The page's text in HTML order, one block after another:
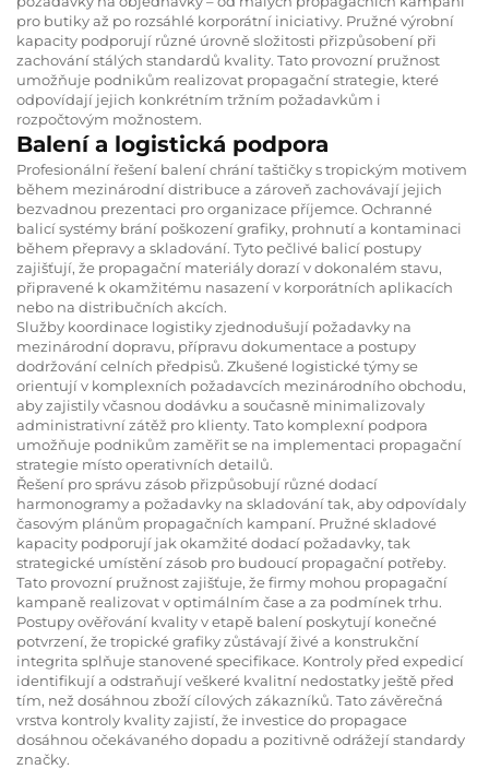
pro butiky až po rozsáhlé korporátní iniciativy. Pružné výrobní
kapacity podporují různé úrovně složitosti přizpůsobení při
zachování stálých standardů kvality. Tato provozní pružnost
umožňuje podnikům realizovat propagační strategie, které
odpovídají jejich konkrétním tržním požadavkům i
rozpočtovým možnostem.
Balení a logistická podpora
Profesionální řešení balení chrání taštičky s tropickým motivem
během mezinárodní distribuce a zároveň zachovávají jejich
bezvadnou prezentaci pro organizace příjemce. Ochranné
balicí systémy brání poškození grafiky, prohnutí a kontaminaci
během přepravy a skladování. Tyto pečlivé balicí postupy
zajišťují, že propagační materiály dorazí v dokonalém stavu,
připravené k okamžitému nasazení v korporátních aplikacích
nebo na distribučních akcích.
Služby koordinace logistiky zjednodušují požadavky na
mezinárodní dopravu, přípravu dokumentace a postupy
dodržování celních předpisů. Zkušené logistické týmy se
orientují v komplexních požadavcích mezinárodního obchodu,
aby zajistily včasnou dodávku a současně minimalizovaly
administrativní zátěž pro klienty. Tato komplexní podpora
umožňuje podnikům zaměřit se na implementaci propagační
strategie místo operativních detailů.
Řešení pro správu zásob přizpůsobují různé dodací
harmonogramy a požadavky na skladování tak, aby odpovídaly
časovým plánům propagačních kampaní. Pružné skladové
kapacity podporují jak okamžité dodací požadavky, tak
strategické umístění zásob pro budoucí propagační potřeby.
Tato provozní pružnost zajišťuje, že firmy mohou propagační
kampaně realizovat v optimálním čase a za podmínek trhu.
Postupy ověřování kvality v etapě balení poskytují konečné
potvrzení, že tropické grafiky zůstávají živé a konstrukční
integrita splňuje stanovené specifikace. Kontroly před expedicí
identifikují a odstraňují veškeré kvalitní nedostatky ještě před
tím, než dosáhnou zboží cílových zákazníků. Tato závěrečná
vrstva kontroly kvality zajistí, že investice do propagace
dosáhnou očekávaného dopadu a pozitivně odrážejí standardy
značky.